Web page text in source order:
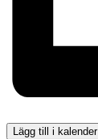
Lägg till i kalender